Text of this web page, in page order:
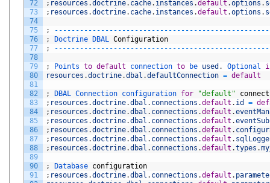
72
73
74
75
76
77
78
79
80
81
82
83
84
85
86
87
88
89
90
91
; resources .doctrine. cache. instances .default .options .
; resources .doctrine. cache. instances .default .options .
; -- -- -- -- -- -- -- -- -- -- -- -- -- -- -- -- -- -- -- -- -- -- -- -- --
;
Doctrine DBAL Configuration
;
-- -- -- -- -- -- -- -- -- -- -- -- -- -- -- -- -- -- -- -- -- -- -- -- --
; Points to default connection to be used . Optional
resources .doctrine.dbal .defaultConnection = default
; DBAL Connection configuration for "default"
; resources .doctrine.dbal . connections .default . id =
; resources .doctrine.dbal . connections .default .
; resources .doctrine.dbal . connections .default .
; resources .doctrine.dbal . connections .default .
; resources .doctrine.dbal . connections .default .
; resources .doctrine.dbal . connections .default .types .
; Database configuration
; resources .doctrine.dbal . connections .default .